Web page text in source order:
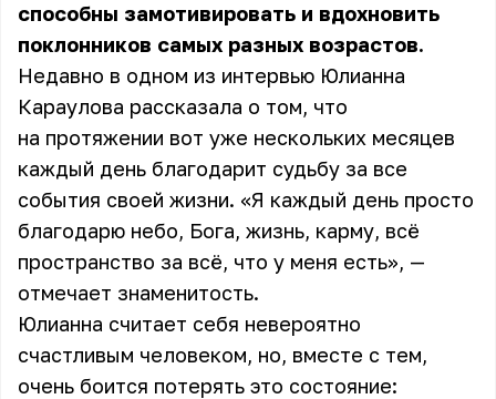
способны замотивировать и вдохновить
поклонников самых разных возрастов.
Недавно в одном из интервью Юлианна
Караулова рассказала о том, что
на протяжении вот уже нескольких месяцев
каждый день благодарит судьбу за все
события своей жизни. «Я каждый день просто
благодарю небо, Бога, жизнь, карму, всё
пространство за всё, что у меня есть», —
отмечает знаменитость.
Юлианна считает себя невероятно
счастливым человеком, но, вместе с тем,
очень боится потерять это состояние: